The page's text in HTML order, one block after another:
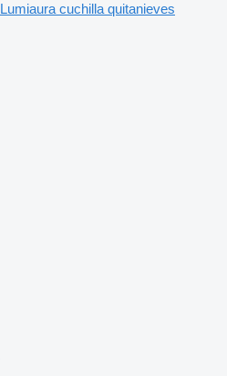
Lumiaura cuchilla quitanieves